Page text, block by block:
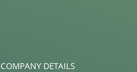
COMPANY DETAILS